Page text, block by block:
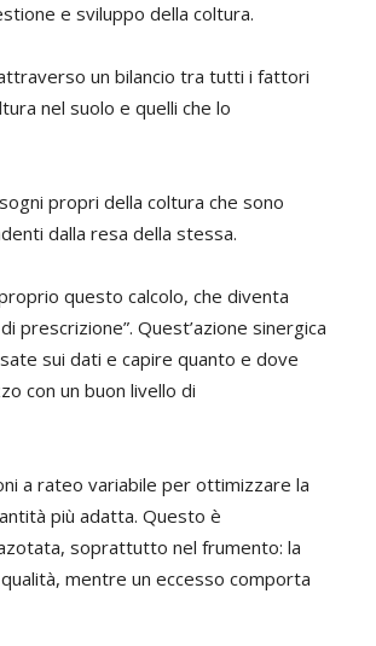
e sviluppo della coltura.
un bilancio tra tutti i fattori
nel suolo e quelli che lo
propri della coltura che sono
dalla resa della stessa.
questo calcolo, che diventa
prescrizione”. Quest’azione sinergica
sui dati e capire quanto e dove
con un buon livello di
a rateo variabile per ottimizzare la
più adatta. Questo è
soprattutto nel frumento: la
mentre un eccesso comporta